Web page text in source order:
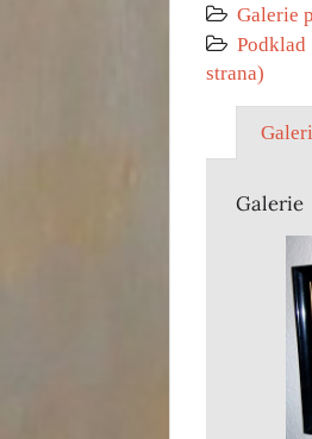
Galerie
Podklad
strana)
Galerie